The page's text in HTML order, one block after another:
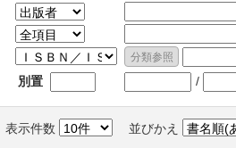
別置 /
表示件数 並びかえ